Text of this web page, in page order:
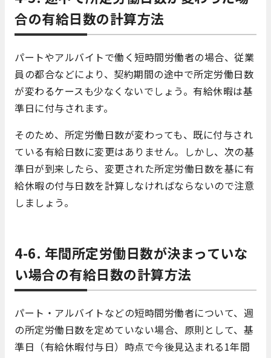
合の有給日数の計算方法
パートやアルバイトで働く短時間労働者の場合、従業
員の都合などにより、契約期間の途中で所定労働日数
が変わるケースも少なくないでしょう。有給休暇は基
準日に付与されます。
そのため、所定労働日数が変わっても、既に付与され
ている有給日数に変更はありません。しかし、次の基
準日が到来したら、変更された所定労働日数を基に有
給休暇の付与日数を計算しなければならないので注意
しましょう。
4-6. 年間所定労働日数が決まっていな
い場合の有給日数の計算方法
パート・アルバイトなどの短時間労働者について、週
の所定労働日数を定めていない場合、原則として、基
準日（有給休暇付与日）時点で今後見込まれる1年間